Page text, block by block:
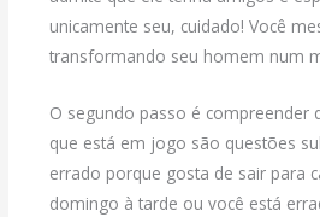
unicamente seu, cuidado! Você
transformando seu homem num
O segundo passo é compreender
que está em jogo são questões
errado porque gosta de sair para
domingo à tarde ou você está